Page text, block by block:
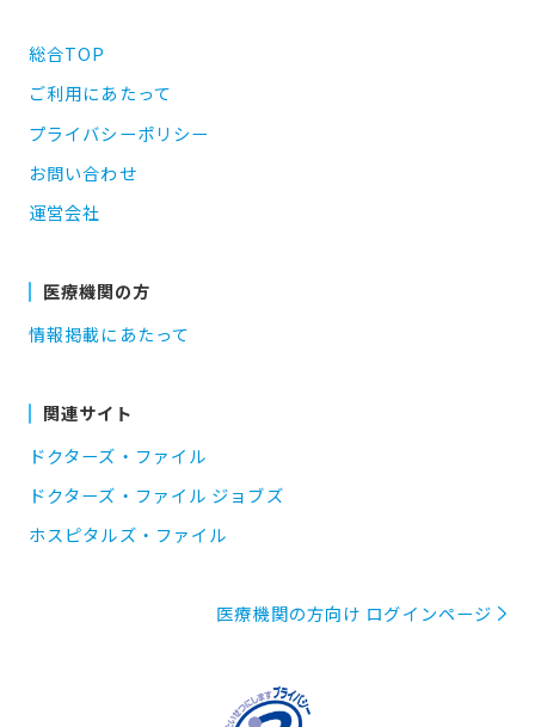
総合TOP
ご利用にあたって
プライバシーポリシー
お問い合わせ
運営会社
医療機関の方
情報掲載にあたって
関連サイト
ドクターズ・ファイル
ドクターズ・ファイル ジョブズ
ホスピタルズ・ファイル
医療機関の方向け ログインページ